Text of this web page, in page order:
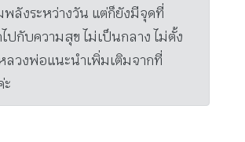
พลังระหว่างวัน แต่ก็ยังมีจุดที่
ปกับความสุข ไม่เป็นกลาง ไม่ตั้ง
ลวงพ่อแนะนำเพิ่มเติมจากที่